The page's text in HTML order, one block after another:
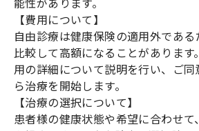
【費用について】
自由診療は健康保険の適用外である
比較して高額になることがあります
用の詳細について説明を行い、ご
ら治療を開始します。
【治療の選択について】
患者様の健康状態や希望に合わせ